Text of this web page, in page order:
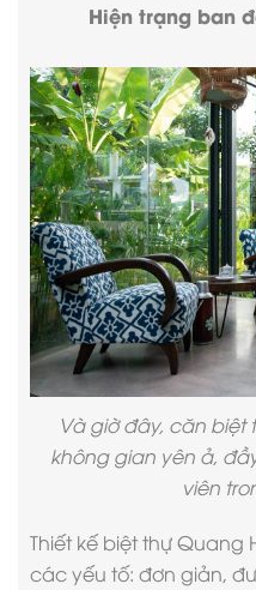
Hiện trạng ban
Và giờ đây, căn biệt
không gian yên ả,
viên
Thiết kế biệt thựQuang
các yếu tố: đơn giản,